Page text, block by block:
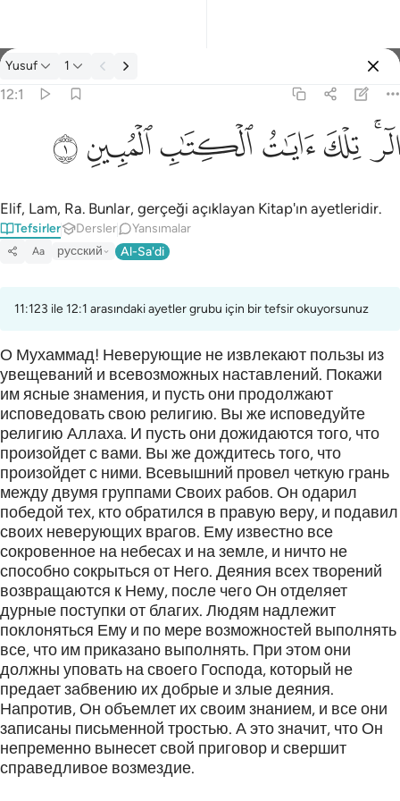
Tefsir: Yusuf 12:1
Yusuf 1
12:1
الر تلك ايات الكتاب المبين ١
الٓر ۚ تِلْكَ ءَايَـٰتُ ٱلْكِتَـٰبِ ٱلْمُبِينِ ١
ﲒﲓﲔﲕﲖﲗﲘ
Elif, Lam, Ra. Bunlar, gerçeği açıklayan Kitap'ın ayetleridir.
Tefsirler Dersler Yansımalar
Aa русский Al-Sa'di
11:123 ile 12:1 arasındaki ayetler grubu için bir tefsir okuyorsunuz
О Мухаммад! Неверующие не извлекают пользы из
увещеваний и всевозможных наставлений. Покажи
им ясные знамения, и пусть они продолжают
исповедовать свою религию. Вы же исповедуйте
религию Аллаха. И пусть они дожидаются того, что
произойдет с вами. Вы же дождитесь того, что
произойдет с ними. Всевышний провел четкую грань
между двумя группами Своих рабов. Он одарил
победой тех, кто обратился в правую веру, и подавил
своих неверующих врагов. Ему известно все
сокровенное на небесах и на земле, и ничто не
способно сокрыться от Него. Деяния всех творений
возвращаются к Нему, после чего Он отделяет
дурные поступки от благих. Людям надлежит
поклоняться Ему и по мере возможностей выполнять
все, что им приказано выполнять. При этом они
должны уповать на своего Господа, который не
предает забвению их добрые и злые деяния.
Напротив, Он объемлет их своим знанием, и все они
записаны письменной тростью. А это значит, что Он
непременно вынесет свой приговор и свершит
справедливое возмездие.